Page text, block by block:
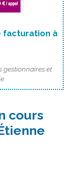
facturation à
gestionnaires et
cours